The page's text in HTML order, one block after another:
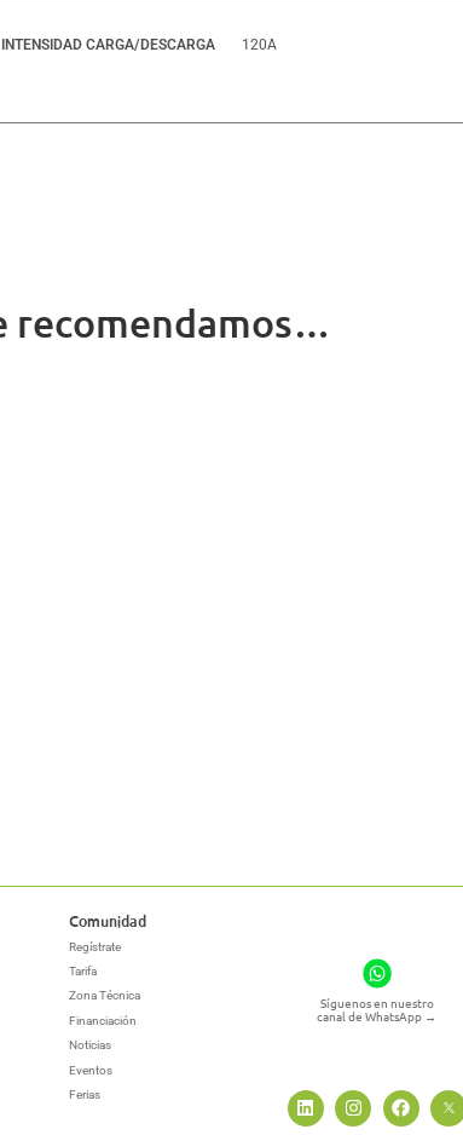
CARGA/DESCARGA 120A
recomendamos…
Comunidad
Regístrate
Tarifa
Zona Técnica
Financiación
Noticias
Eventos
Ferias
Síguenos en nuestro
canal de WhatsApp →